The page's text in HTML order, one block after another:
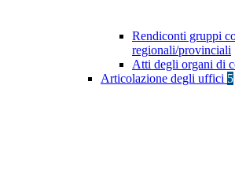
Rendiconti gruppi
regionali/provinciali
Atti degli organi di
Articolazione degli uffici 5